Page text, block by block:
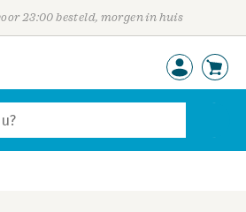
23:00 besteld, morgen in huis